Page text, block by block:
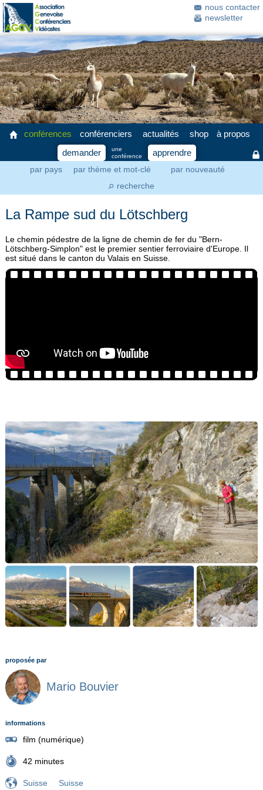
nous contacter
newsletter
conférences
par pays par thème et mot-clé par nouveauté
⚲ recherche
conférenciers actualités shop
à propos
demander
une
conférence
apprendre
La Rampe sud du Lötschberg
Le chemin pédestre de la ligne de chemin de fer du "Bern-
Lötschberg-Simplon" est le premier sentier ferroviaire d'Europe. Il
est situé dans le canton du Valais en Suisse.
proposée par
Mario Bouvier
informations
film (numérique)
42 minutes
Suisse Suisse